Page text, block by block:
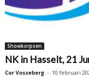
Showkorpsen
NK in Hasselt, 21
Cor Vosseberg - 10 februari